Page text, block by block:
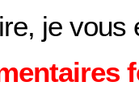
je vous